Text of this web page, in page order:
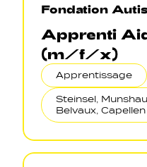
Fondation
Apprenti
(m/f/x)
Apprentissage
Steinsel,
Belvaux, Capellen